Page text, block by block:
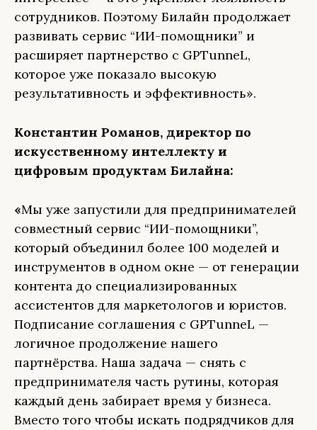
сотрудников. Поэтому Билайн продолжает
развивать сервис “ИИ-помощники” и
расширяет партнерство с GPTunneL,
которое уже показало высокую
результативность и эффективность».
Константин Романов, директор по
искусственному интеллекту и
цифровым продуктам Билайна:
«Мы уже запустили для предпринимателей
совместный сервис “ИИ-помощники”,
который объединил более 100 моделей и
инструментов в одном окне — от генерации
контента до специализированных
ассистентов для маркетологов и юристов.
Подписание соглашения с GPTunneL —
логичное продолжение нашего
партнёрства. Наша задача — снять с
предпринимателя часть рутины, которая
каждый день забирает время у бизнеса.
Вместо того чтобы искать подрядчиков для